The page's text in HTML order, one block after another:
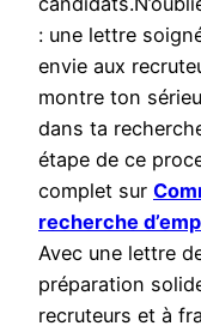
: une lettre
envie aux
montre ton
dans ta
étape de ce
complet sur
recherche
Avec une lettre
préparation
recruteurs et à